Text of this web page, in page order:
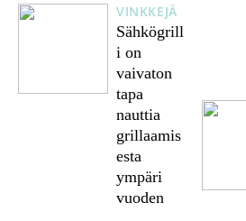
VINKKEJÄ
Sähkögrill
i on
vaivaton
tapa
nauttia
grillaamis
esta
ympäri
vuoden